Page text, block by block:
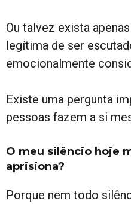
Ou talvez exista
legítima de ser
emocionalmente
Existe uma pergunta
pessoas fazem a si
O meu silêncio hoje
aprisiona?
Porque nem todo